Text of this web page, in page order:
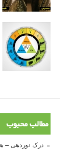
مطالب محبوب